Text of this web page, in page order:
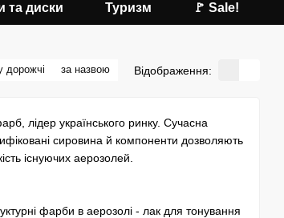
та диски Туризм 🚩 Sale!
дорожчі за назвою Відображення:
лідер українського ринку. Сучасна
сировина й компоненти дозволяють
існуючих аерозолей.
фарби в аерозолі - лак для тонування